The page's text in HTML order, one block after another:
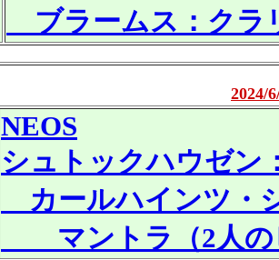
ブラームス：クラ
2024/
NEOS
シュトックハウゼン
カールハインツ・
マントラ（2人の